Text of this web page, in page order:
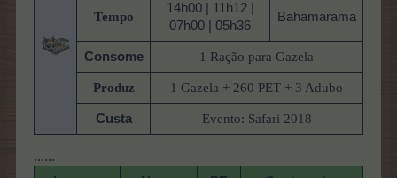
Tempo
14h00 | 11h12 |
07h00 | 05h36
Bahamarama
Consome 1 Ração para Gazela
Produz 1 Gazela + 260 PET + 3 Adubo
Custa Evento: Safari 2018
......